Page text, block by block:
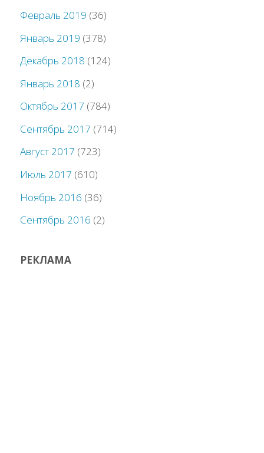
Февраль 2019 (36)
Январь 2019 (378)
Декабрь 2018 (124)
Январь 2018 (2)
Октябрь 2017 (784)
Сентябрь 2017 (714)
Август 2017 (723)
Июль 2017 (610)
Ноябрь 2016 (36)
Сентябрь 2016 (2)
РЕКЛАМА